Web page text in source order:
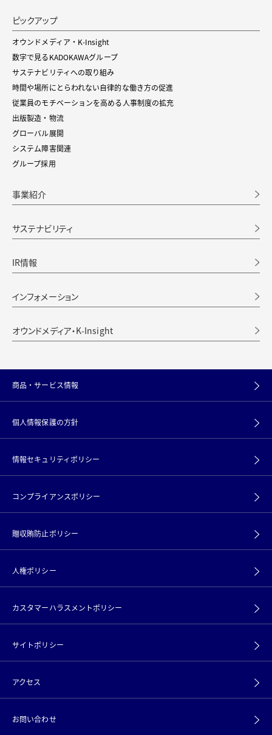
ピックアップ
オウンドメディア・K-Insight
数字で見るKADOKAWAグループ
サステナビリティへの取り組み
時間や場所にとらわれない自律的な働き方の促進
従業員のモチベーションを高める人事制度の拡充
出版製造・物流
グローバル展開
システム障害関連
グループ採用
事業紹介
サステナビリティ
IR情報
インフォメーション
オウンドメディア・K-Insight
商品・サービス情報
個人情報保護の方針
情報セキュリティポリシー
コンプライアンスポリシー
贈収賄防止ポリシー
人権ポリシー
カスタマーハラスメントポリシー
サイトポリシー
アクセス
お問い合わせ